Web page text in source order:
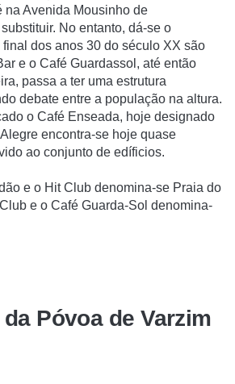
na Avenida Mousinho de
No entanto, dá-se o
dos anos 30 do século XX são
e o Café Guardassol, até então
passa a ter uma estrutura
debate entre a população na altura.
o Café Enseada, hoje designado
encontra-se hoje quase
ao conjunto de edí­ficios.
e o Hit Club denomina-se Praia do
e o Café Guarda-Sol denomina-
Póvoa de Varzim